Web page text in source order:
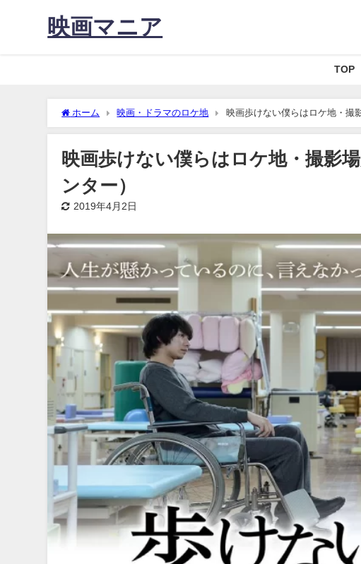
映画マニア
TOP
ホーム 映画・ドラマのロケ地 映画歩けない僕らはロケ地・撮
映画歩けない僕らはロケ地・撮影
ンター）
2019年4月2日